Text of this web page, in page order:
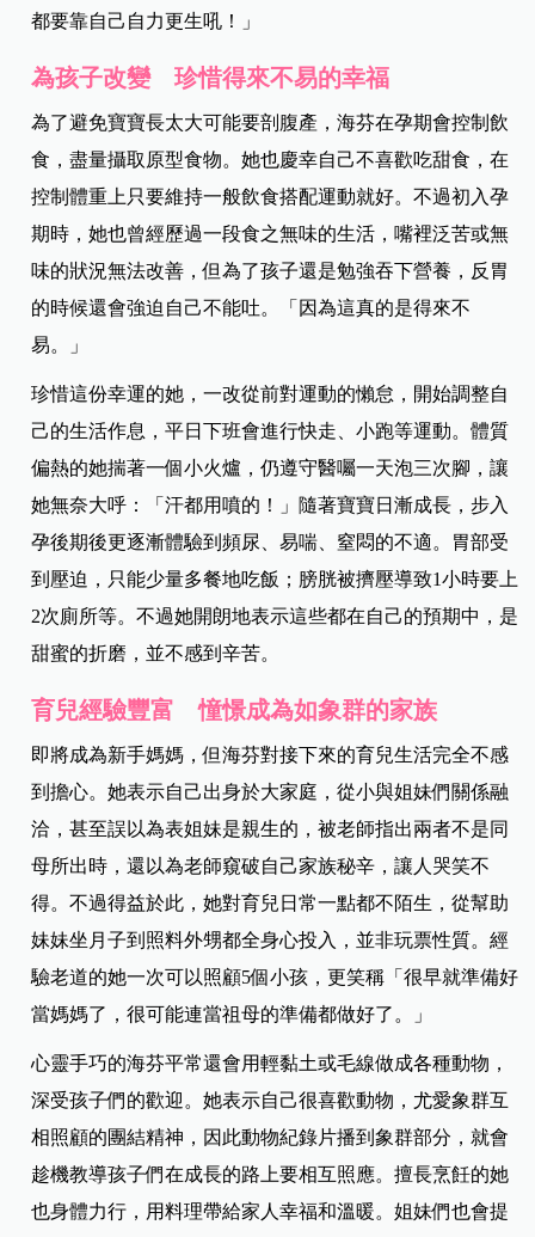
都要靠自己自力更生吼！」
為孩子改變 珍惜得來不易的幸福
為了避免寶寶長太大可能要剖腹產，海芬在孕期會控制飲
食，盡量攝取原型食物。她也慶幸自己不喜歡吃甜食，在
控制體重上只要維持一般飲食搭配運動就好。不過初入孕
期時，她也曾經歷過一段食之無味的生活，嘴裡泛苦或無
味的狀況無法改善，但為了孩子還是勉強吞下營養，反胃
的時候還會強迫自己不能吐。「因為這真的是得來不
易。」
珍惜這份幸運的她，一改從前對運動的懶怠，開始調整自
己的生活作息，平日下班會進行快走、小跑等運動。體質
偏熱的她揣著一個小火爐，仍遵守醫囑一天泡三次腳，讓
她無奈大呼：「汗都用噴的！」隨著寶寶日漸成長，步入
孕後期後更逐漸體驗到頻尿、易喘、窒悶的不適。胃部受
到壓迫，只能少量多餐地吃飯；膀胱被擠壓導致1小時要上
2次廁所等。不過她開朗地表示這些都在自己的預期中，是
甜蜜的折磨，並不感到辛苦。
育兒經驗豐富 憧憬成為如象群的家族
即將成為新手媽媽，但海芬對接下來的育兒生活完全不感
到擔心。她表示自己出身於大家庭，從小與姐妹們關係融
洽，甚至誤以為表姐妹是親生的，被老師指出兩者不是同
母所出時，還以為老師窺破自己家族秘辛，讓人哭笑不
得。不過得益於此，她對育兒日常一點都不陌生，從幫助
妹妹坐月子到照料外甥都全身心投入，並非玩票性質。經
驗老道的她一次可以照顧5個小孩，更笑稱「很早就準備好
當媽媽了，很可能連當祖母的準備都做好了。」
心靈手巧的海芬平常還會用輕黏土或毛線做成各種動物，
深受孩子們的歡迎。她表示自己很喜歡動物，尤愛象群互
相照顧的團結精神，因此動物紀錄片播到象群部分，就會
趁機教導孩子們在成長的路上要相互照應。擅長烹飪的她
也身體力行，用料理帶給家人幸福和溫暖。姐妹們也會提